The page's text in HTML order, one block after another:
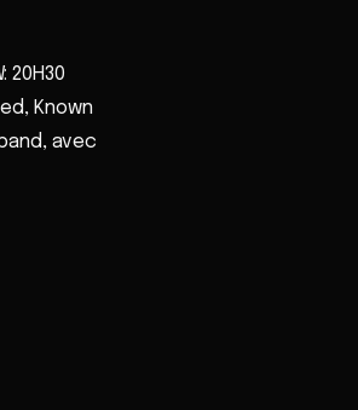
20H30
Known
avec